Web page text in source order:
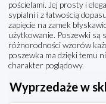
pościelami. Jej prosty i
sypialni i z łatwością
zapięcie na zamek
użytkowanie. Poszewki są
różnorodności wzorów
poszewka ma dzięki temu
charakter poglądowy.
Wyprzedaże w